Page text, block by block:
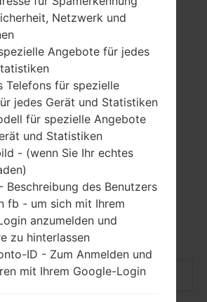
der
von
Geräten
Sie 3 Modelle auswählen
Netzwerk und
Angebote für jedes
Telefons für spezielle
jedes Gerät und Statistiken
für spezielle Angebote
und Statistiken
- (wenn Sie Ihr echtes
Beschreibung des Benutzers
fb - um sich mit Ihrem
anzumelden und
zu hinterlassen
ID - Zum Anmelden und
mit Ihrem Google-Login